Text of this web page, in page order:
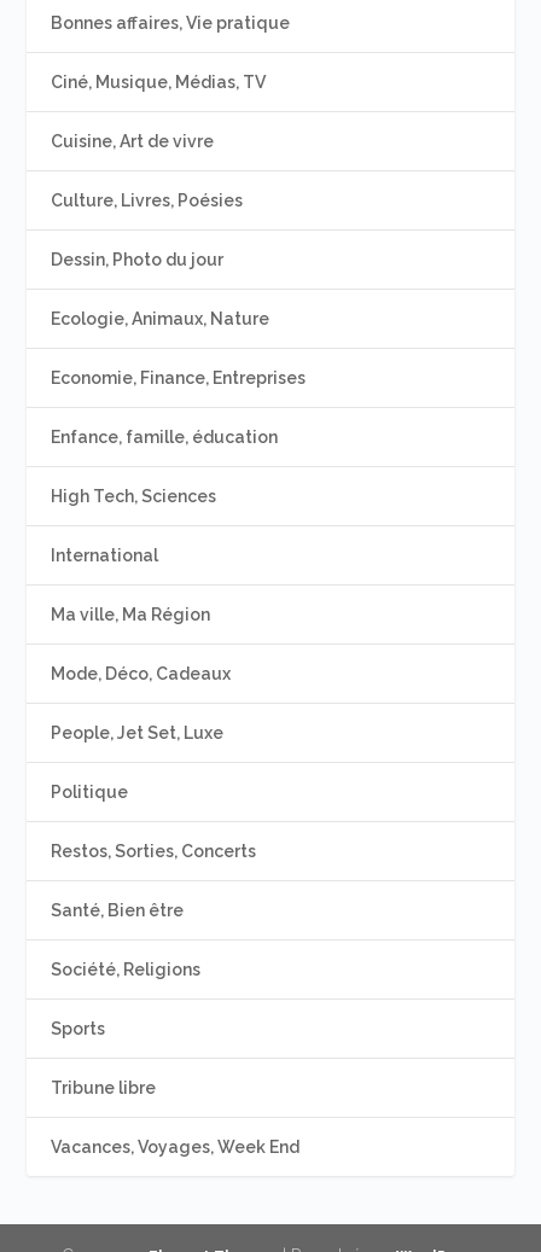
Bonnes affaires, Vie pratique
Ciné, Musique, Médias, TV
Cuisine, Art de vivre
Culture, Livres, Poésies
Dessin, Photo du jour
Ecologie, Animaux, Nature
Economie, Finance, Entreprises
Enfance, famille, éducation
High Tech, Sciences
International
Ma ville, Ma Région
Mode, Déco, Cadeaux
People, Jet Set, Luxe
Politique
Restos, Sorties, Concerts
Santé, Bien être
Société, Religions
Sports
Tribune libre
Vacances, Voyages, Week End